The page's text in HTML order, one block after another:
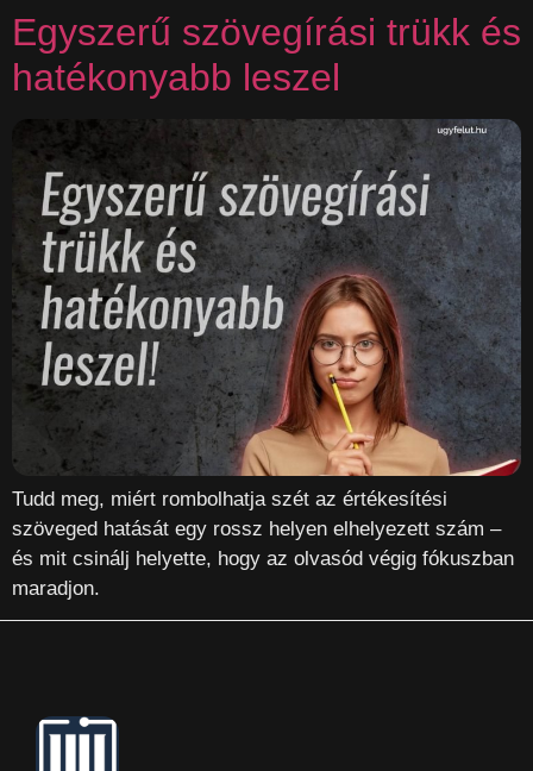
Egyszerű szövegírási trükk és
hatékonyabb leszel
Tudd meg, miért rombolhatja szét az értékesítési
szöveged hatását egy rossz helyen elhelyezett szám –
és mit csinálj helyette, hogy az olvasód végig fókuszban
maradjon.